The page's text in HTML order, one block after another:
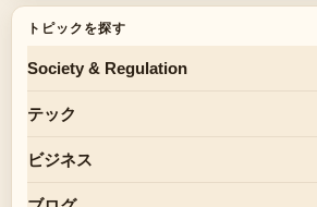
トピックを探す
Society & Regulation
テック
ビジネス